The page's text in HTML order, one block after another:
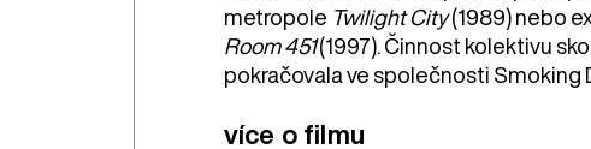
metropole Twilight City(1989) nebo
Room 451(1997). Činnost kolektivu
pokračovala ve společnosti Smoking
více o filmu